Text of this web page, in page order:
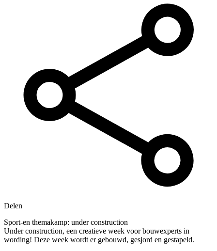
Delen
Sport-en themakamp: under construction
Under construction, een creatieve week voor bouwexperts in
wording! Deze week wordt er gebouwd, gesjord en gestapeld.